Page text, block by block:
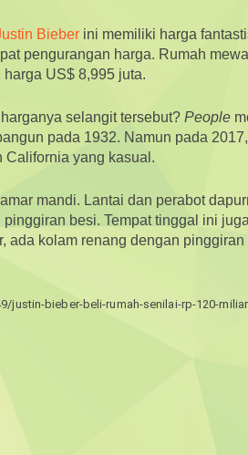
Bieber ini memiliki harga
pengurangan harga. Rumah
US$ 8,995 juta.
selangit tersebut? People
pada 1932. Namun pada
California yang kasual.
mandi. Lantai dan perabot
besi. Tempat tinggal ini
ada kolam renang dengan pinggiran
bieber-beli-rumah-senilai-rp-120-